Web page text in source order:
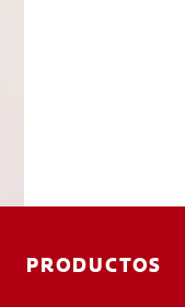
PRODUCTOS